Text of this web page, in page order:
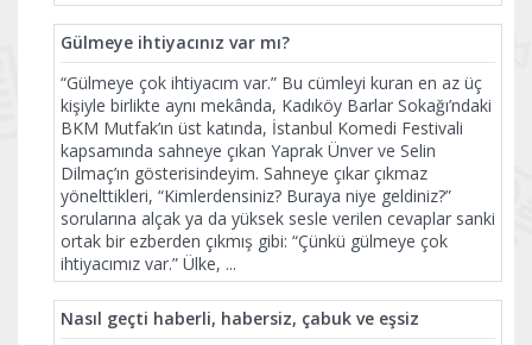
Gülmeye ihtiyacınız var mı?
“Gülmeye çok ihtiyacım var.” Bu cümleyi kuran en az üç
kişiyle birlikte aynı mekânda, Kadıköy Barlar Sokağı’ndaki
BKM Mutfak’ın üst katında, İstanbul Komedi Festivali
kapsamında sahneye çıkan Yaprak Ünver ve Selin
Dilmaç’ın gösterisindeyim. Sahneye çıkar çıkmaz
yönelttikleri, “Kimlerdensiniz? Buraya niye geldiniz?”
sorularına alçak ya da yüksek sesle verilen cevaplar sanki
ortak bir ezberden çıkmış gibi: “Çünkü gülmeye çok
ihtiyacımız var.” Ülke, ...
Nasıl geçti haberli, habersiz, çabuk ve eşsiz